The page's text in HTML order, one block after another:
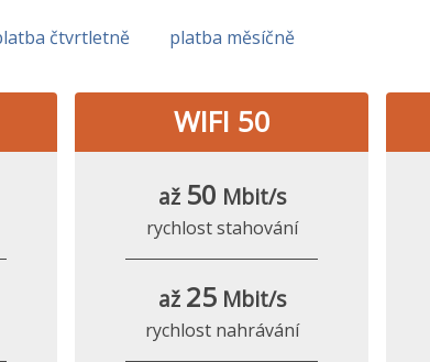
čtvrtletně platba měsíčně
WIFI 50
až 50 Mbit/s
rychlost stahování
až 25Mbit/s
rychlost nahrávání